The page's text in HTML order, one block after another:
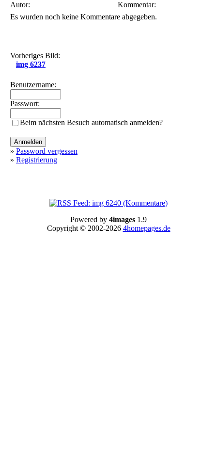
Autor:
Kommentar:
Es wurden noch keine Kommentare abgegeben.
Vorheriges Bild:
img 6237
Benutzername:
Passwort:
Beim nächsten Besuch automatisch anmelden?
» Password vergessen
» Registrierung
Powered by 4images 1.9
Copyright © 2002-2026 4homepages.de